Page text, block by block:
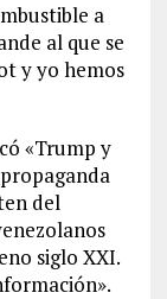
a
al que se
y yo hemos
«Trump y
del
siglo XXI.